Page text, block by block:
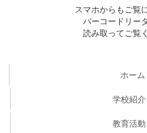
スマホからもご覧
バーコードリー
読み取ってご覧
ホーム
学校紹介
教育活動